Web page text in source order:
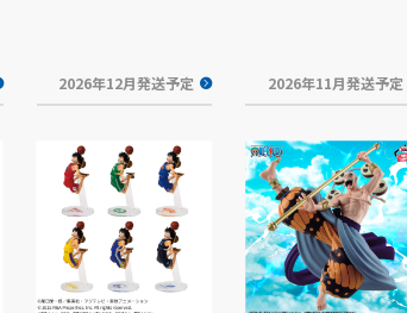
2026年12月発送予定 2026年11月発送予定